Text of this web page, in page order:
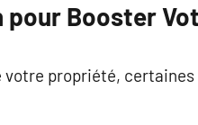
pour Booster
votre propriété,